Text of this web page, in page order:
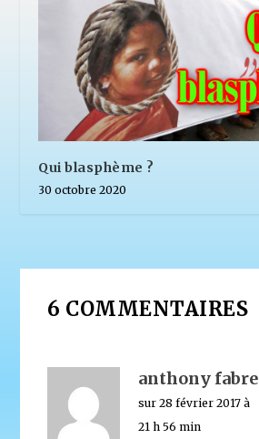
Qui blasphème ?
30 octobre 2020
6 COMMENTAIRES
anthony fabre
sur 28 février 2017 à
21 h 56 min